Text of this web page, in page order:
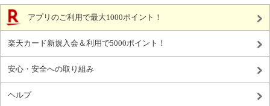
アプリのご利用で最大1000ポイント！
楽天カード新規入会＆利用で5000ポイント！
安心・安全への取り組み
ヘルプ